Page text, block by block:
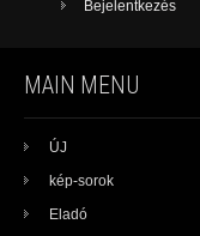
Bejelentkezés
MAIN MENU
ÚJ
kép-sorok
Eladó